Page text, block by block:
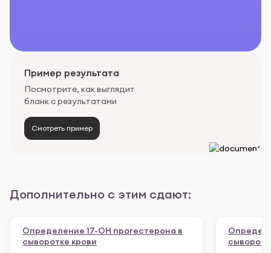
Пример результата
Посмотрите, как выглядит
бланк с результатами
Смотреть пример
Дополнительно с этим сдают:
Определение 17-ОН прогестерона в
сыворотке крови